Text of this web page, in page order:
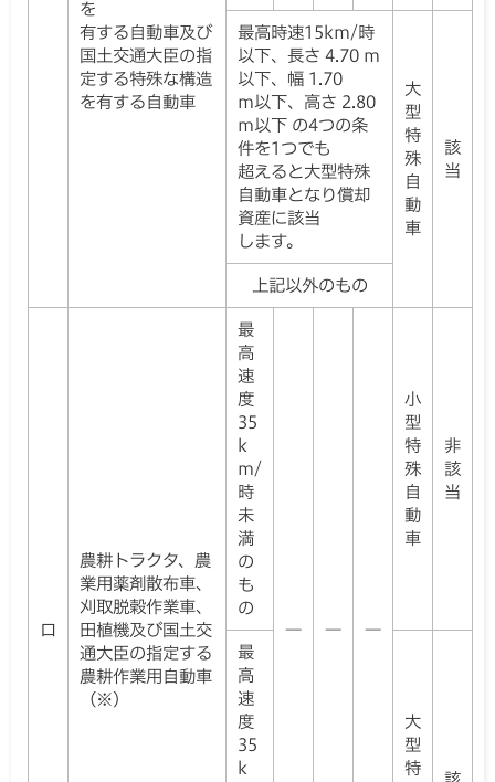
を
有する自動車及び
国土交通大臣の指
定する特殊な構造
を有する自動車
最高時速15km/時
以下、長さ 4.70 m
以下、幅 1.70
m以下、高さ 2.80
m以下 の4つの条
件を1つでも
超えると大型特殊
自動車となり償却
資産に該当
します。
大
型
特
殊
自
動
車
該
当
上記以外のもの
ロ
農耕トラクタ、農
業用薬剤散布車、
刈取脱穀作業車、
田植機及び国土交
通大臣の指定する
農耕作業用自動車
（※）
最
高
速
度
35
k
m/
時
未
満
の
も
の
―
― ―
小
型
特
殊
自
動
車
非
該
当
最
高
速
度
35
k
大
型
特